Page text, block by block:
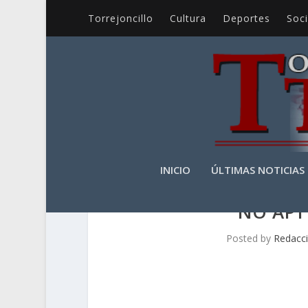
Torrejoncillo Cultura Deportes
INICIO ÚLTIMAS NOTICIAS
NO
Posted by